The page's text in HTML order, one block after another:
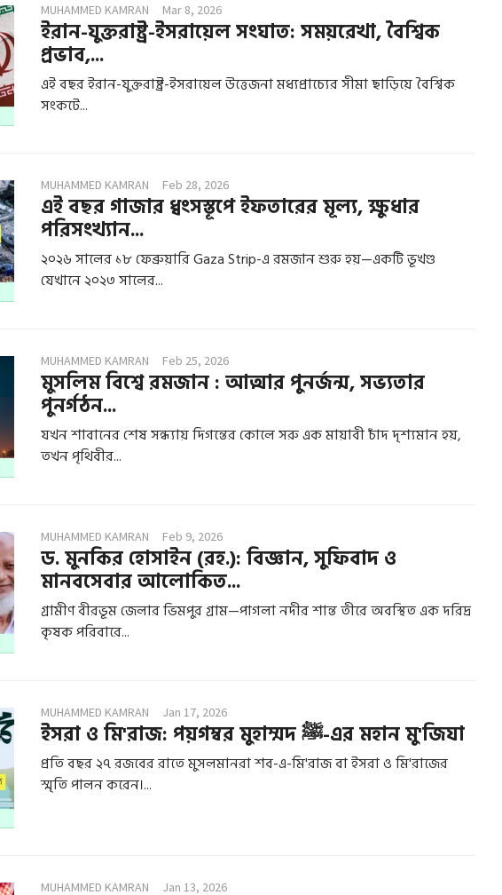
MUHAMMED KAMRAN Mar 8, 2026
ইরান-যুক্তরাষ্ট্র-ইসরায়েল সংঘাত: সময়রেখা, বৈশ্বিক
প্রভাব,...
এই বছর ইরান-যুক্তরাষ্ট্র-ইসরায়েল উত্তেজনা মধ্যপ্রাচ্যের সীমা ছাড়িয়ে বৈশ্বিক
সংকটে...
MUHAMMED KAMRAN Feb 28, 2026
এই বছর গাজার ধ্বংসস্তূপে ইফতারের মূল্য, ক্ষুধার
পরিসংখ্যান...
২০২৬ সালের ১৮ ফেব্রুয়ারি Gaza Strip-এ রমজান শুরু হয়—একটি ভূখণ্ড
যেখানে ২০২৩ সালের...
MUHAMMED KAMRAN Feb 25, 2026
মুসলিম বিশ্বে রমজান : আত্মার পুনর্জন্ম, সভ্যতার
পুনর্গঠন...
যখন শাবানের শেষ সন্ধ্যায় দিগন্তের কোলে সরু এক মায়াবী চাঁদ দৃশ্যমান হয়,
তখন পৃথিবীর...
MUHAMMED KAMRAN Feb 9, 2026
ড. মুনকির হোসাইন (রহ.): বিজ্ঞান, সুফিবাদ ও
মানবসেবার আলোকিত...
গ্রামীণ বীরভূম জেলার ভিমপুর গ্রাম—পাগলা নদীর শান্ত তীরে অবস্থিত এক দরিদ্র
কৃষক পরিবারে...
MUHAMMED KAMRAN Jan 17, 2026
ইসরা ও মি'রাজ: পয়গম্বর মুহাম্মদ ﷺ-এর মহান মু'জিযা
প্রতি বছর ২৭ রজবের রাতে মুসলমানরা শব-এ-মি'রাজ বা ইসরা ও মি'রাজের
স্মৃতি পালন করেন।...
MUHAMMED KAMRAN Jan 13, 2026